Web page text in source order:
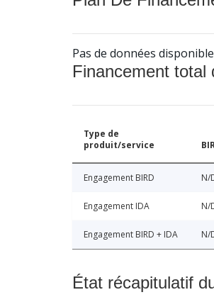
Pas de données
Financement total
Type de
produit/service
Engagement BIRD N/
Engagement IDA N/
Engagement BIRD + IDA N/
État récapitulatif